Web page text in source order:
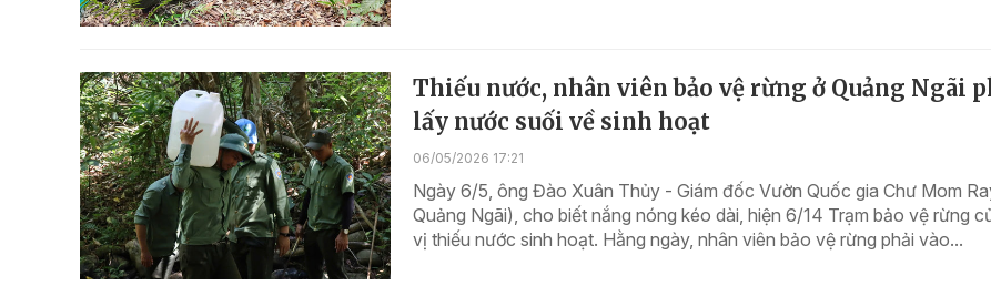
Thiếu nước, nhân viên bảo vệ rừng ở Quảng Ngãi
lấy nước suối về sinh hoạt
06/05/2026 17:21
Ngày 6/5, ông Đào Xuân Thủy - Giám đốc Vườn Quốc gia Chư Mom
Quảng Ngãi), cho biết nắng nóng kéo dài, hiện 6/14 Trạm bảo vệ rừng
vị thiếu nước sinh hoạt. Hằng ngày, nhân viên bảo vệ rừng phải vào...